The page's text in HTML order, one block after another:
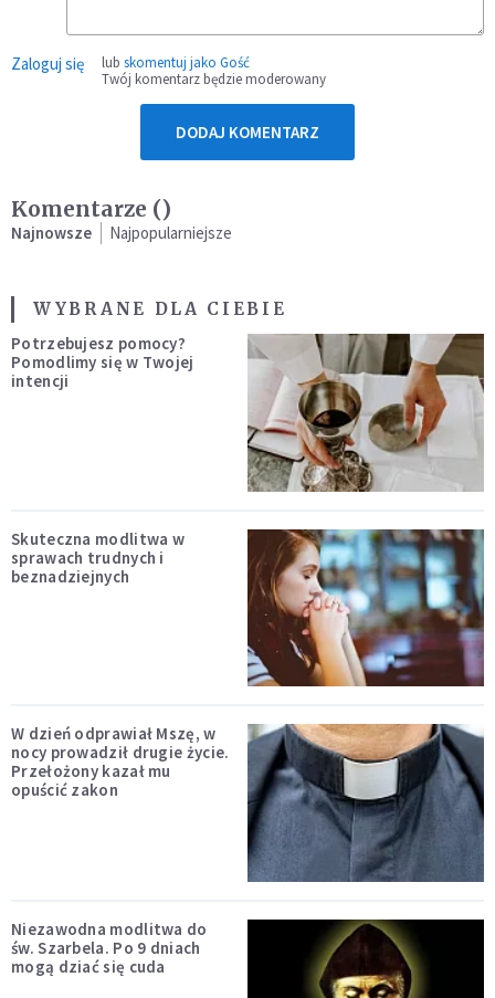
Zaloguj się lub skomentuj jako Gość
Twój komentarz będzie moderowany
DODAJ KOMENTARZ
Komentarze ()
Najnowsze Najpopularniejsze
WYBRANE DLA CIEBIE
Potrzebujesz pomocy?
Pomodlimy się w Twojej
intencji
Skuteczna modlitwa w
sprawach trudnych i
beznadziejnych
W dzień odprawiał Mszę, w
nocy prowadził drugie życie.
Przełożony kazał mu
opuścić zakon
Niezawodna modlitwa do
św. Szarbela. Po 9 dniach
mogą dziać się cuda